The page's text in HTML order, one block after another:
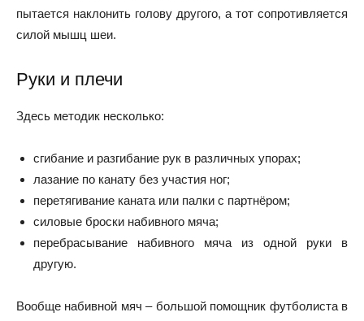
пытается наклонить голову другого, а тот сопротивляется
силой мышц шеи.
Руки и плечи
Здесь методик несколько:
сгибание и разгибание рук в различных упорах;
лазание по канату без участия ног;
перетягивание каната или палки с партнёром;
силовые броски набивного мяча;
перебрасывание набивного мяча из одной руки в
другую.
Вообще набивной мяч – большой помощник футболиста в